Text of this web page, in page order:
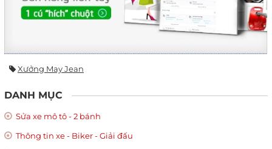
Xưởng May Jean
DANH MỤC
Sửa xe mô tô - 2 bánh
Thông tin xe - Biker - Giải đấu